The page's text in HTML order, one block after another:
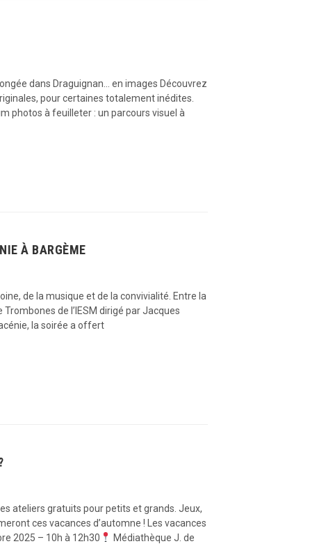
dans Draguignan… en images Découvrez
pour certaines totalement inédites.
photos à feuilleter : un parcours visuel à
À BARGÈME
de la musique et de la convivialité. Entre la
de l’IESM dirigé par Jacques
la soirée a offert
ateliers gratuits pour petits et grands. Jeux,
ces vacances d’automne ! Les vacances
2025 – 10h à 12h30 Médiathèque J. de